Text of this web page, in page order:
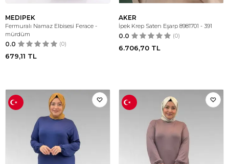
MEDIPEK
Fermuralı Namaz Elbisesi Ferace -
mürdüm
0.0 (0)
679,11 TL
AKER
İpek Krep Saten Eşarp 8981701 - 391
0.0 (0)
6.706,70 TL